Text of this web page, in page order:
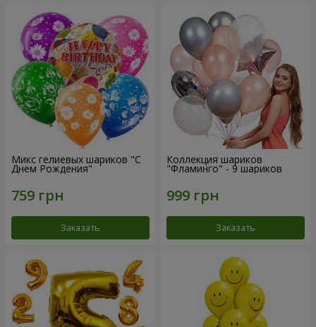
Микс гелиевых шариков "C
Днем Рождения"
Заказать
Коллекция шариков
"Фламинго" - 9 шариков
Заказать